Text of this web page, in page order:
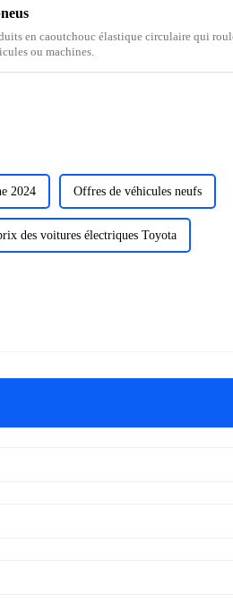
en caoutchouc élastique circulaire qui
ou machines.
2024 Offres de véhicules neufs
des voitures électriques Toyota